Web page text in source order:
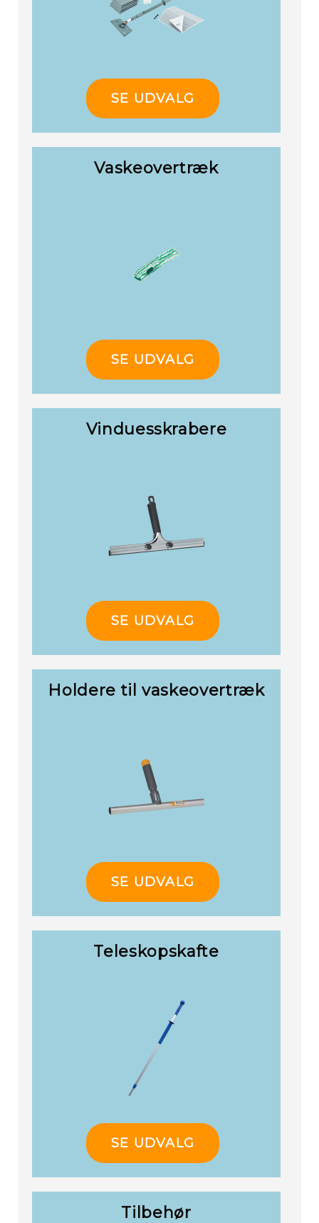
SE UDVALG
Vaskeovertræk
SE UDVALG
Vinduesskrabere
SE UDVALG
Holdere til vaskeovertræk
SE UDVALG
Teleskopskafte
SE UDVALG
Tilbehør